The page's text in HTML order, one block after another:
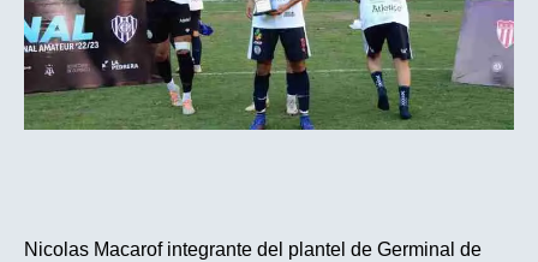
Nicolas Macarof integrante del plantel de Germinal de